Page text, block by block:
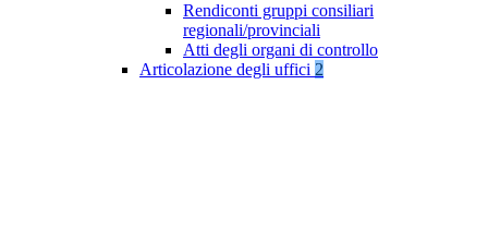
Rendiconti gruppi consiliari
regionali/provinciali
Atti degli organi di controllo
Articolazione degli uffici 2